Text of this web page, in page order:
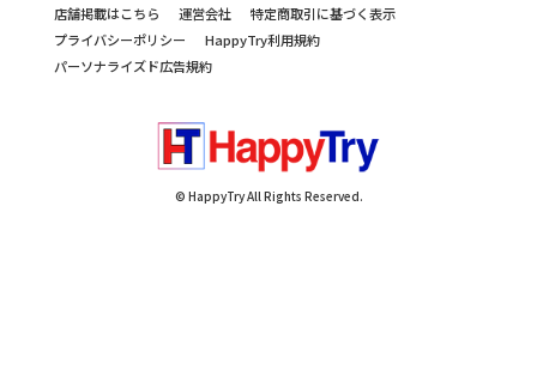
店舗掲載はこちら
運営会社
特定商取引に基づく表示
プライバシーポリシー
HappyTry利用規約
パーソナライズド広告規約
© HappyTry All Rights Reserved.